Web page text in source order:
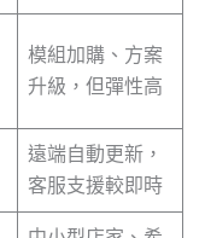
模組加購、方案
升級，但彈性高
遠端自動更新，
客服支援較即時